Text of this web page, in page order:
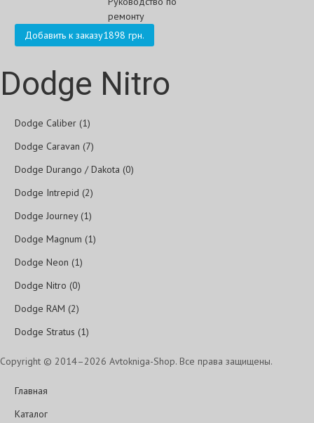
Добавить к заказу1898 грн.
Dodge Nitro
Dodge Caliber (1)
Dodge Caravan (7)
Dodge Durango / Dakota (0)
Dodge Intrepid (2)
Dodge Journey (1)
Dodge Magnum (1)
Dodge Neon (1)
Dodge Nitro (0)
Dodge RAM (2)
Dodge Stratus (1)
Copyright © 2014–2026 Avtokniga-Shop. Все права защищены.
Главная
Каталог